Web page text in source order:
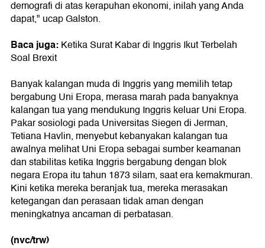
demografi di atas kerapuhan ekonomi, inilah yang Anda
dapat," ucap Galston.
Baca juga:Ketika Surat Kabar di Inggris Ikut Terbelah
Soal Brexit
Banyak kalangan muda di Inggris yang memilih tetap
bergabung Uni Eropa, merasa marah pada banyaknya
kalangan tua yang mendukung Inggris keluar Uni Eropa.
Pakar sosiologi pada Universitas Siegen di Jerman,
Tetiana Havlin, menyebut kebanyakan kalangan tua
awalnya melihat Uni Eropa sebagai sumber keamanan
dan stabilitas ketika Inggris bergabung dengan blok
negara Eropa itu tahun 1873 silam, saat era kemakmuran.
Kini ketika mereka beranjak tua, mereka merasakan
ketegangan dan perasaan tidak aman dengan
meningkatnya ancaman di perbatasan.
(nvc/trw)